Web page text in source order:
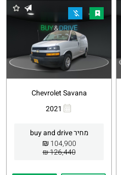
Chevrolet Savana
2021
מחיר buy and drive
104,900
₪
126,440 ₪
Whatsapp